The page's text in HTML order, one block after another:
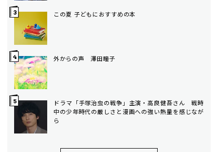
この夏 子どもにおすすめの本
外からの声 澤田瞳子
ドラマ「手塚治虫の戦争」主演・高良健吾さん 戦時
中の少年時代の厳しさと漫画への強い熱量を感じなが
ら